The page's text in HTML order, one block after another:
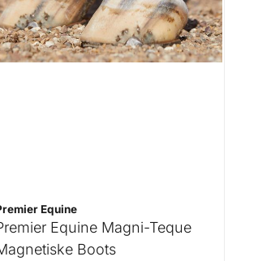
Equine
Equine Magni-Teque
Boots